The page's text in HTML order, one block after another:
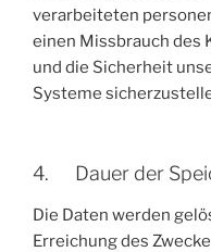
verarbeiteten
einen Missbrauch des
und die Sicherheit
Systeme
4. Dauer der
Die Daten werden
Erreichung des